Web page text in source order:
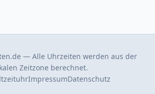
— Alle Uhrzeiten werden aus der
Zeitzone berechnet.
ImpressumDatenschutz